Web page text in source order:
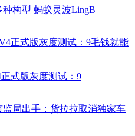
构型 蚂蚁灵波LingB
正式版灰度测试：9